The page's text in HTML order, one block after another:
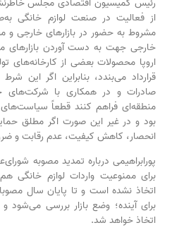
از فعالیت در صنعت لوازم خانگی
مشروط به حضور در بازار‌های خارجی و
خارجی جهت به دست آوردن بازار‌های
اروپا محصولات بعضی از کارخانه‌های
قرارداد می‌بندد، بنابراین اگر این
صادرات و در همکاری با شرکت‌های
منطقه‌ای فراهم کنند قطعاً
بود و در غیر این صورت اگر مطلق
انحصار، کاهش کیفیت، عدم رقابت و
پورابراهیمی درباره تمدید مصوبه
برای ممنوعیت واردات لوازم خانگی
اتخاذ نشده است و تا پایان سال
برای آینده؛ وضع بازار بررسی می‌شود
اتخاذ خواهد شد.